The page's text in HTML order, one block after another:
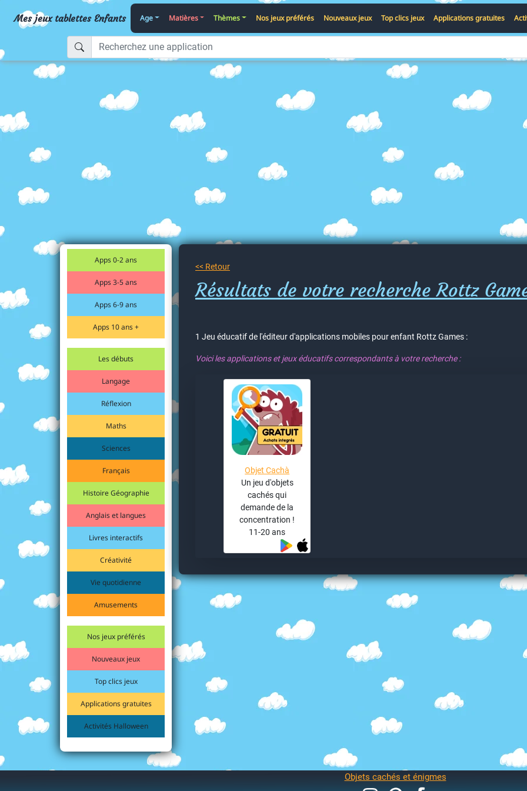
Mes jeux tablettes Enfants Age Matières Thèmes Nos jeux préférés Nouveaux jeux Top clics jeux Applications gratuites
Apps 0-2 ans
Apps 3-5 ans
Apps 6-9 ans
Apps 10 ans +
Les débuts
Langage
Réflexion
Maths
Sciences
Français
Histoire Géographie
Anglais et langues
Livres interactifs
Créativité
Vie quotidienne
Amusements
Nos jeux préférés
Nouveaux jeux
Top clics jeux
Applications gratuites
Activités Halloween
<< Retour
Résultats de votre recherche Rottz
1 Jeu éducatif de l'éditeur d'applications mobiles pour enfant Rottz Games :
Voici les applications et jeux éducatifs correspondants à votre recherche :
Objet Cachà
Un jeu d'objets
cachés qui
demande de la
concentration !
11-20 ans
Objets cachés et énigmes